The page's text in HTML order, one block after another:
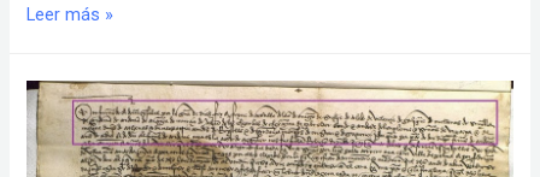
1489.Ordenanzas
Corte
y
Chancillería
de
Leer más »